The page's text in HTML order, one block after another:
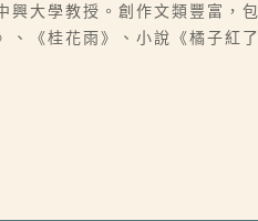
興大學教授。創作文類豐富
、《桂花雨》、小說《橘子